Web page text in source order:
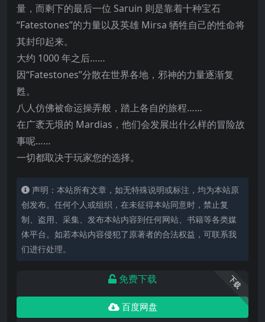
量，而剩下的最后一位 Saruin 则是靠着十种宝石
“Fatestones”的力量以及英雄 Mirsa 牺牲自己的性命将
其封印起来。
大约 1000 年之后……
因“Fatestones”分散在世界各地，邪神的力量逐渐复
甦。
八人仿佛被命运操弄般，踏上各自的旅程……
在广袤无垠的 Mardias，他们会发展出什么样的冒险故
事呢……
一切都取决于玩家您的选择。
声明：本站所有文章，如无特殊说明或标注，均为本站原
创发布。任何个人或组织，在未征得本站同意时，禁止复
制、盗用、采集、发布本站内容到任何网站、书籍等各类媒
体平台。如若本站内容侵犯了原著者的合法权益，可联系我
们进行处理。
下载
免费下载
百度网盘